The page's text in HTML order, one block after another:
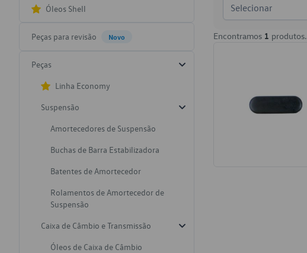
Óleos Shell
Peças para revisão Novo
Peças
Linha Economy
Suspensão
Amortecedores de Suspensão
Buchas de Barra Estabilizadora
Batentes de Amortecedor
Rolamentos de Amortecedor de
Suspensão
Caixa de Câmbio e Transmissão
Óleos de Caixa de Câmbio
Selecionar
Encontramos 1 produtos.